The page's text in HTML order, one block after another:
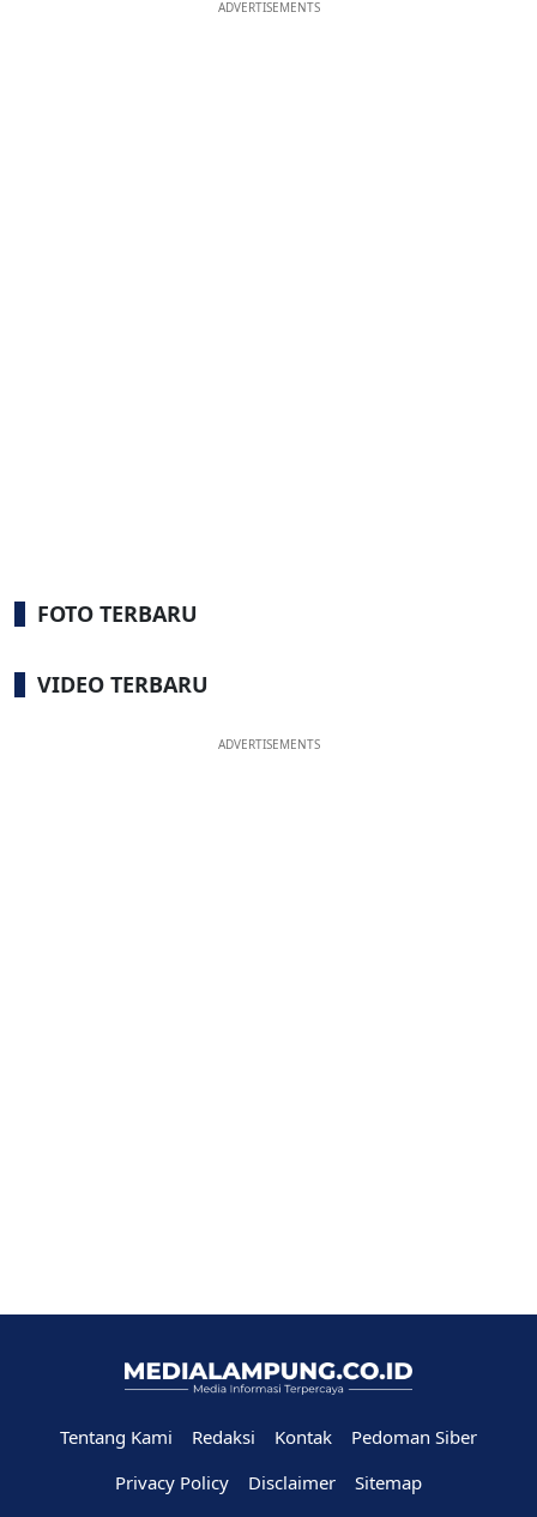
ADVERTISEMENTS
FOTO TERBARU
VIDEO TERBARU
ADVERTISEMENTS
Tentang Kami Redaksi Kontak
Pedoman Siber
Privacy Policy
Disclaimer Sitemap